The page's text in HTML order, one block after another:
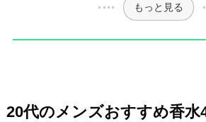
もっと見る
20代のメンズおすすめ香水